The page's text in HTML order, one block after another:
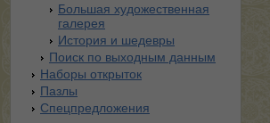
Большая художественная
галерея
История и шедевры
Поиск по выходным данным
Наборы открыток
Пазлы
Спецпредложения